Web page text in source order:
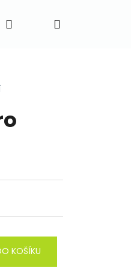
PřihlášeníNákupní
KOŠÍKU